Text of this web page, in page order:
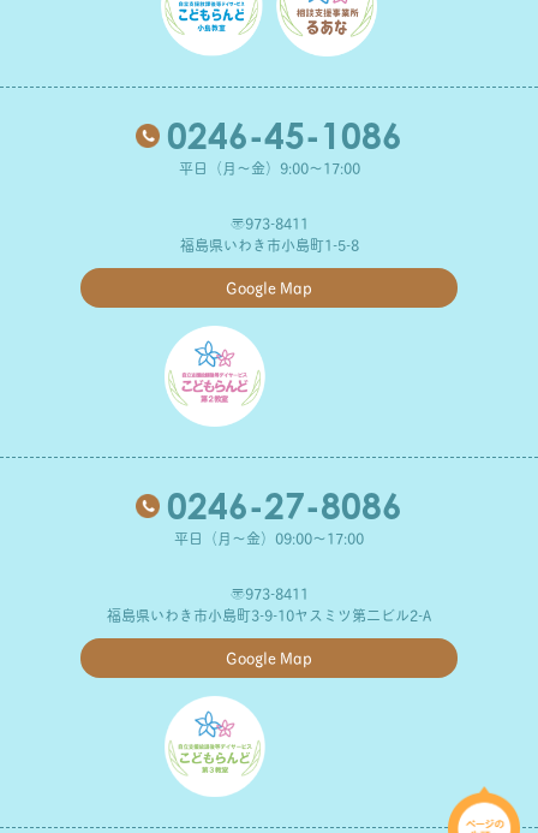
0246-45-1086
平日（月～金）9:00～17:00
〒973-8411
福島県いわき市小島町1-5-8
Google Map
0246-27-8086
平日（月～金）09:00～17:00
〒973-8411
福島県いわき市小島町3-9-10ヤスミツ第二ビル2-A
Google Map